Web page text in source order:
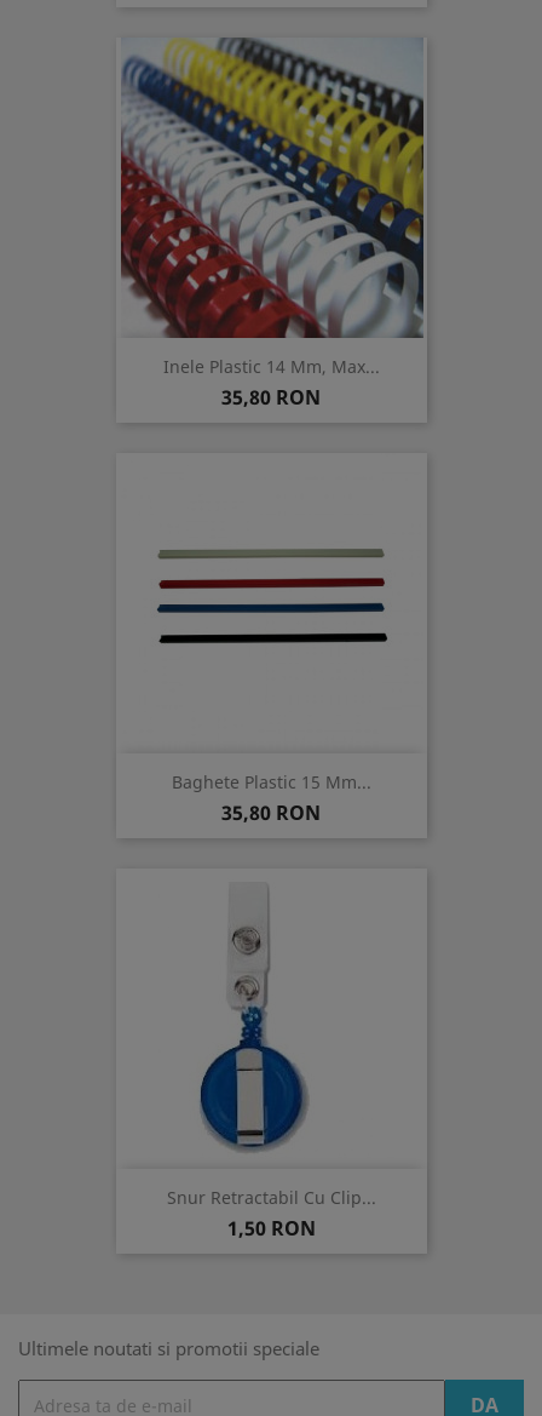
Inele Plastic 14 Mm, Max...
Pret
35,80 RON
Baghete Plastic 15 Mm...
Pret
35,80 RON
Snur Retractabil Cu Clip...
Pret
1,50 RON
Ultimele noutati si promotii speciale